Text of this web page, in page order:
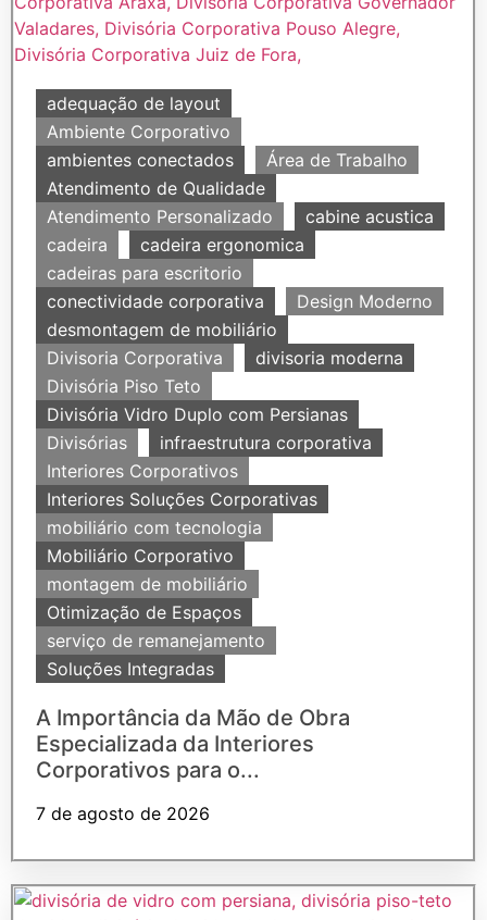
adequação de layout
Ambiente Corporativo
ambientes conectados
Área de Trabalho
Atendimento de Qualidade
Atendimento Personalizado
cabine acustica
cadeira
cadeira ergonomica
cadeiras para escritorio
conectividade corporativa
Design Moderno
desmontagem de mobiliário
Divisoria Corporativa
divisoria moderna
Divisória Piso Teto
Divisória Vidro Duplo com Persianas
Divisórias
infraestrutura corporativa
Interiores Corporativos
Interiores Soluções Corporativas
mobiliário com tecnologia
Mobiliário Corporativo
montagem de mobiliário
Otimização de Espaços
serviço de remanejamento
Soluções Integradas
A Importância da Mão de Obra
Especializada da Interiores
Corporativos para o...
7 de agosto de 2026